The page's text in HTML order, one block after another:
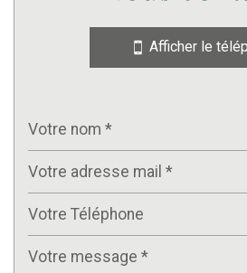
Afficher le